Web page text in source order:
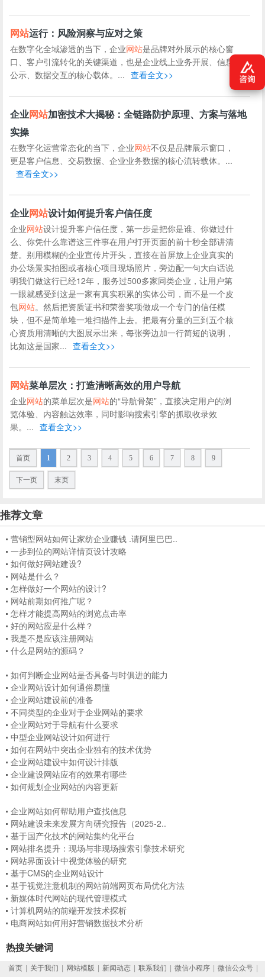
网站运行：风险洞察与应对之策
在数字化全域渗透的当下，企业网站是品牌对外展示的核心窗
口、客户引流转化的关键渠道，也是企业线上业务开展、信息
公示、数据交互的核心载体。... 查看全文>>
企业网站加密技术大揭秘：全链路防护原理、方案与落地
实操
在数字化运营常态化的当下，企业网站不仅是品牌展示窗口，
更是客户信息、交易数据、企业业务数据的核心流转载体。...
查看全文>>
企业网站设计如何提升客户信任度
企业网站设计提升客户信任度，第一步是把你是谁、你做过什
么、你凭什么靠谱这三件事在用户打开页面的前十秒全部讲清
楚。别用模糊的企业宣传片开头，直接在首屏放上企业真实的
办公场景实拍图或者核心项目现场照片，旁边配一句大白话说
明我们做这行已经12年，服务过500多家同类企业，让用户第
一眼就感受到这是一家有真实积累的实体公司，而不是一个皮
包网站。然后把资质证书和荣誉奖项做成一个专门的信任模
块，但不是简单堆一堆扫描件上去。把最有分量的三到五个核
心资质用清晰的大图展示出来，每张旁边加一行简短的说明，
比如这是国家... 查看全文>>
网站菜单层次：打造清晰高效的用户导航
企业网站的菜单层次是网站的“导航骨架”，直接决定用户的浏
览体验、内容触达效率，同时影响搜索引擎的抓取收录效
果。... 查看全文>>
首页 1 2 3 4 5 6 7 8 9
下一页 末页
推荐文章
营销型网站如何让家纺企业赚钱 .请阿里巴巴..
一步到位的网站详情页设计攻略
如何做好网站建设?
网站是什么？
怎样做好一个网站的设计?
网站前期如何推广呢？
怎样才能提高网站的浏览点击率
好的网站应是什么样？
我是不是应该注册网站
什么是网站的源码？
如何判断企业网站是否具备与时俱进的能力
企业网站设计如何通俗易懂
企业网站建设前的准备
不同类型的企业对于企业网站的要求
企业网站对于导航有什么要求
中型企业网站设计如何进行
如何在网站中突出企业独有的技术优势
企业网站建设中如何设计排版
企业建设网站应有的效果有哪些
如何规划企业网站的内容更新
企业网站如何帮助用户查找信息
网站建设未来发展方向研究报告（2025-2..
基于国产化技术的网站集约化平台
网站排名提升：现场与非现场搜索引擎技术研究
网站界面设计中视觉体验的研究
基于CMS的企业网站设计
基于视觉注意机制的网站前端网页布局优化方法
新媒体时代网站的现代管理模式
计算机网站的前端开发技术探析
电商网站如何用好营销数据技术分析
热搜关键词
首页 | 关于我们 | 网站模版 | 新闻动态 | 联系我们 | 微信小程序 | 微信公众号 |